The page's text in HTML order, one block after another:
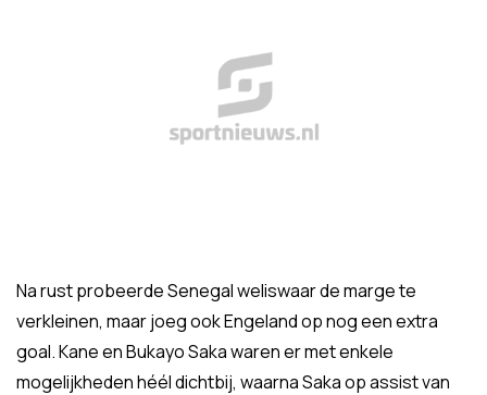
Na rust probeerde Senegal weliswaar de marge te
verkleinen, maar joeg ook Engeland op nog een extra
goal. Kane en Bukayo Saka waren er met enkele
mogelijkheden héél dichtbij, waarna Saka op assist van